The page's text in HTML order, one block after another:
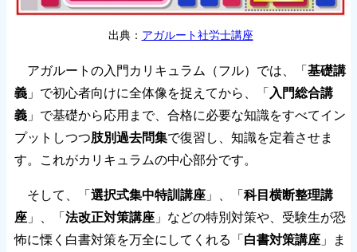
出典： アガルート社労士講座
アガルートの入門カリキュラム（フル）では、「基礎講
義 」で初心者向けに全体像を捉えてから、「 入門総合講
義 」で基礎から応用まで、合格に必要な知識をすべてイン
プットしつつ肢別過去問集で復習し、知識を定着させま
す。これがカリキュラムの中心部分です。
そして、「選択式集中特訓講座 」、「科目横断整理講
座 」、「法改正対策講座 」などの特別対策や、受験生が恐
怖に慄く白書対策を万全にしてくれる「白書対策講座 」ま